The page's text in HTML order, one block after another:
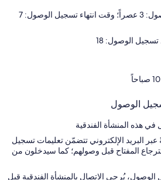
وقت بدء تسجيل الوصول: 3 عصراً؛ وقت انتهاء تسجيل الوصول: 7
الوصول: 18
الوصول
في هذه المنشأة الفندقية
عبر البريد الإلكتروني تتضمّن تعليمات تسجيل
المفتاح قبل وصولهم؛ كما سيدخلون من
الوصول، يُرجى الاتصال بالمنشأة الفندقية قبل